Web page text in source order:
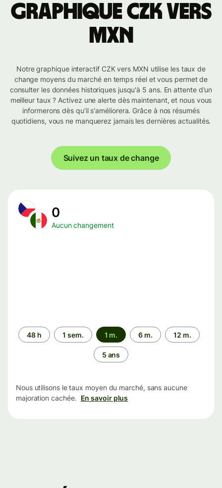
Graphique CZK vers
MXN
Notre graphique interactif CZK vers MXN utilise les taux de
change moyens du marché en temps réel et vous permet de
consulter les données historiques jusqu'à 5 ans. En attente d'un
meilleur taux ? Activez une alerte dès maintenant, et nous vous
informerons dès qu'il s'améliorera. Grâce à nos résumés
quotidiens, vous ne manquerez jamais les dernières actualités.
Suivez un taux de change
0
Aucun changement
Période
48 h 1 sem. 1 m. 6 m. 12 m.
5 ans
Nous utilisons le taux moyen du marché, sans aucune
majoration cachée. En savoir plus